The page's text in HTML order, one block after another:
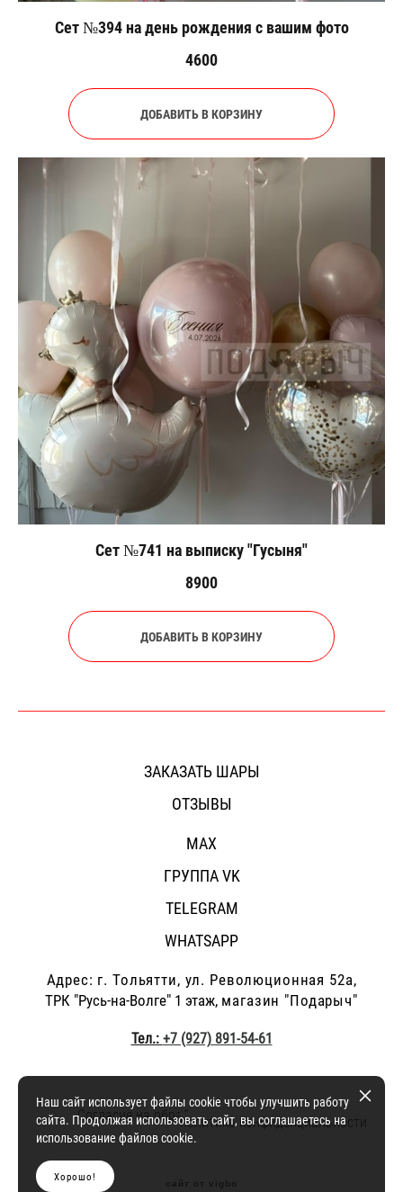
Сет №394 на день рождения с вашим фото
4600
ДОБАВИТЬ В КОРЗИНУ
Сет №741 на выписку "Гусыня"
8900
ДОБАВИТЬ В КОРЗИНУ
ЗАКАЗАТЬ ШАРЫ
ОТЗЫВЫ
MAX
ГРУППА VK
TELEGRAM
WHATSAPP
Адрес: г. Тольятти, ул. Революционная 52а,
ТРК "Русь-на-Волге" 1 этаж, магазин "Подарыч"
Тел.:+7 (927) 891-54-61
Согласие на обработку персональных данныхи
политика конфиденциальности
Наш сайт использует файлы cookie чтобы улучшить работу
сайта. Продолжая использовать сайт, вы соглашаетесь на
использование файлов cookie.
Хорошо!